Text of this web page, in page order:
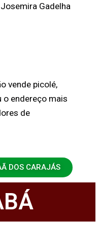
Gadelha
vende picolé,
o endereço mais
de
DOS CARAJÁS